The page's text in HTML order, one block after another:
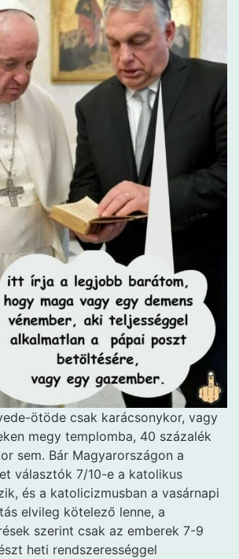
ötöde csak karácsonykor, vagy
megy templomba, 40 százalék
sem. Bár Magyarországon a
választók 7/10-e a katolikus
és a katolicizmusban a vasárnapi
elvileg kötelező lenne, a
szerint csak az emberek 7-9
heti rendszerességgel